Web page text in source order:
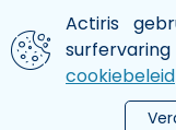
Aller au contenu
We gebruiken
Actiris
cookiebeleid
le menu